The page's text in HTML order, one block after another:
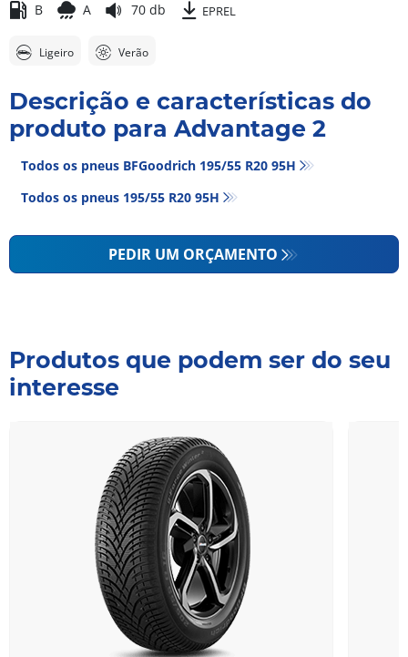
6B A 70 db EPREL
Ligeiro Verão
Descrição e características do
produto para Advantage 2
Todos os pneus BFGoodrich 195/55 R20 95H
Todos os pneus‎ 195/55 R20 95H
PEDIR UM ORÇAMENTO
Produtos que podem ser do seu
interesse